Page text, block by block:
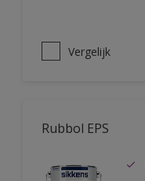
Vergelijk
Rubbol EPS